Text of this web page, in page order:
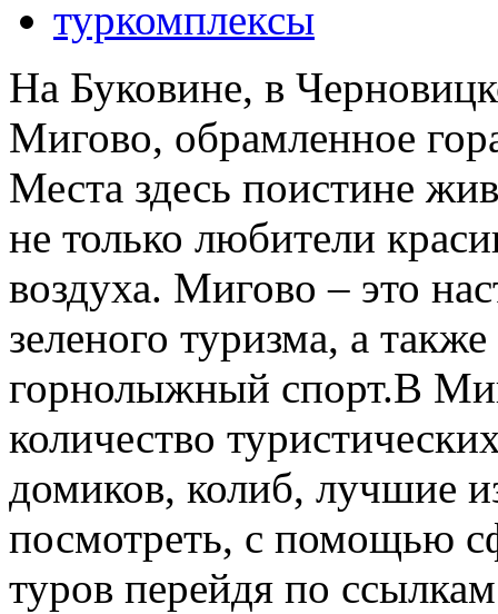
туркомплексы
На Буковине, в
Мигово, обрамленное
Места здесь поистине
не только любители
воздуха. Мигово – это
зеленого туризма, а
горнолыжный спорт.В
количество
домиков, колиб, лучшие
посмотреть, с помощью
туров перейдя по